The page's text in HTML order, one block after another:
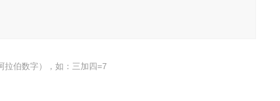
拉伯数字），如：三加四=7